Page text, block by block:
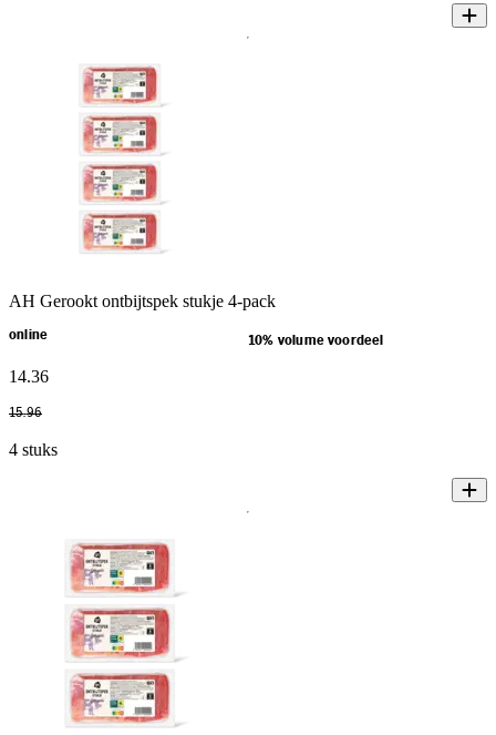
AH Gerookt ontbijtspek stukje 4-pack
online 10% volume voordeel
14.36
15.96
4 stuks